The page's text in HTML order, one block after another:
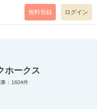
mode=return level=notice
無料登録 ログイン
ホークス
：1604件